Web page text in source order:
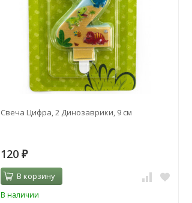
Свеча Цифра, 2 Динозаврики, 9 см
120 ₽
В корзину
В наличии